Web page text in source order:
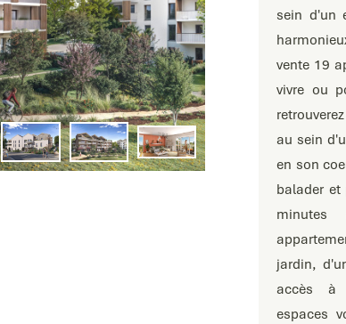
sein d'un
vente 19
vivre ou
au sein
en son
balader et
minutes
jardin,
accès à
espaces